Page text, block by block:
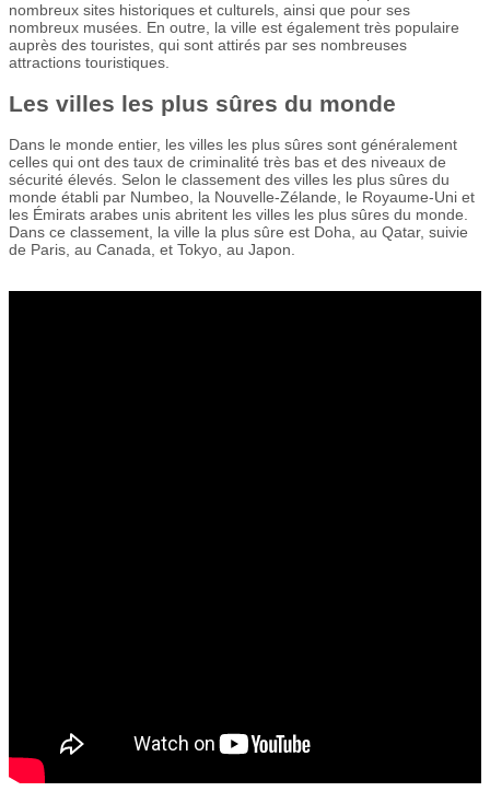
nombreux sites historiques et culturels, ainsi que pour ses
nombreux musées. En outre, la ville est également très populaire
auprès des touristes, qui sont attirés par ses nombreuses
attractions touristiques.
Les villes les plus sûres du monde
Dans le monde entier, les villes les plus sûres sont généralement
celles qui ont des taux de criminalité très bas et des niveaux de
sécurité élevés. Selon le classement des villes les plus sûres du
monde établi par Numbeo, la Nouvelle-Zélande, le Royaume-Uni et
les Émirats arabes unis abritent les villes les plus sûres du monde.
Dans ce classement, la ville la plus sûre est Doha, au Qatar, suivie
de Paris, au Canada, et Tokyo, au Japon.